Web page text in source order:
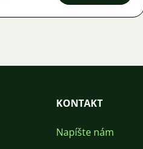
KONTAKT
Napíšte nám